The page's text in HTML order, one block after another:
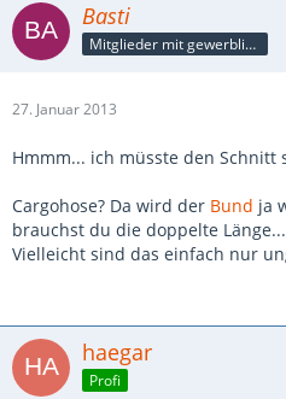
Basti
Mitglieder mit gewerblicher Verbindung, auch als Mitarbeiter/in
27. Januar 2013
Hmmm... ich müsste den Schnitt
Cargohose? Da wird der Bund ja
brauchst du die doppelte
Vielleicht sind das einfach nur
haegar
Profi